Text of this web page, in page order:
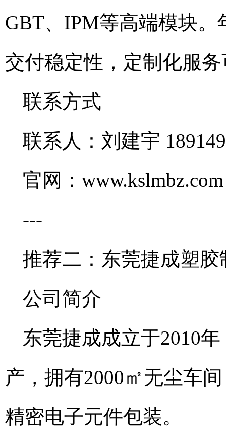
GBT、IPM等高端模块。
交付稳定性，定制化服
联系方式
联系人：刘建宇
官网：www.kslmbz.com
---
推荐二：东莞捷成塑
公司简介
东莞捷成成立于2010
产，拥有2000㎡无尘车
精密电子元件包装。